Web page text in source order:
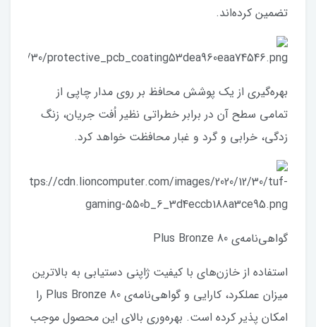
تضمین کرده‌اند.
بهره‌گیری از یک پوشش محافظ بر روی مدار چاپی از
تمامی سطح آن در برابر خطراتی نظیر اُفت جریان، زنگ
زدگی، خرابی و گرد و غبار محافظت خواهد کرد.
گواهی‌نامه‌ی 80 Plus Bronze
استفاده از خازن‌های با کیفیت ژاپنی دستیابی به بالاترین
میزان عملکرد، کارایی و گواهی‌نامه‌ی 80 Plus Bronze را
امکان پذیر کرده است. بهره‌وری بالای این محصول موجب